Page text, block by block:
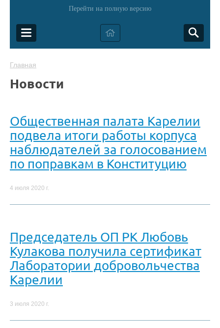
Перейти на полную версию
Главная
Новости
Общественная палата Карелии
подвела итоги работы корпуса
наблюдателей за голосованием
по поправкам в Конституцию
4 июля 2020 г.
Председатель ОП РК Любовь
Кулакова получила сертификат
Лаборатории добровольчества
Карелии
3 июля 2020 г.